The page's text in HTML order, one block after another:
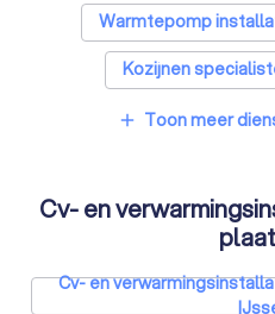
Warmtepomp
Kozijnen
Zonnepanelen-
Thuisbatterij
add Toon meer
Cv- en
Cv- en